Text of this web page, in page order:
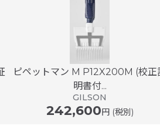
ピペットマン M P12X200M (校正
明書付...
GILSON
242,600円 (税別)